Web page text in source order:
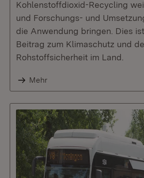
Kohlenstoffdioxid-Recycling
und Forschungs- und
die Anwendung bringen. Dies
Beitrag zum Klimaschutz und
Rohstoffsicherheit im Land.
Mehr